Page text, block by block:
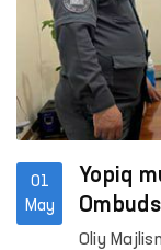
o‘rganildi.
01
May
Yopiq
Oliy